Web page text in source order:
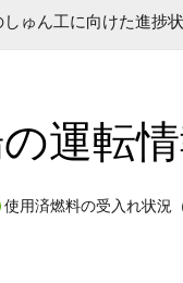
ゅん工に向けた進捗
運転情
使用済燃料の受入れ状況